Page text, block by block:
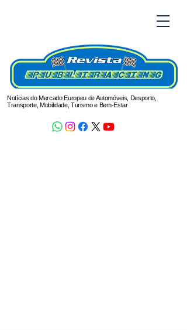
Notícias do Mercado Europeu de Automóveis, Desporto,
Transporte, Mobilidade, Turismo e Bem-Estar